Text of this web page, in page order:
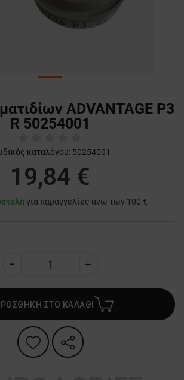
ADVANTAGE P3
R 50254001
καταλόγου: 50254001
19,84 €
για παραγγελίες άνω των 100 €
ΣΤΟ ΚΑΛΑΘΙ